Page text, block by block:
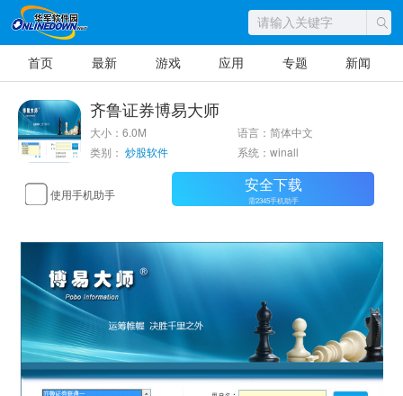
首页 最新 游戏 应用 专题 新闻
齐鲁证券博易大师
大小：6.0M
语言：简体中文
类别： 炒股软件 系统：winall
使用手机助手 安全下载
需2345手机助手